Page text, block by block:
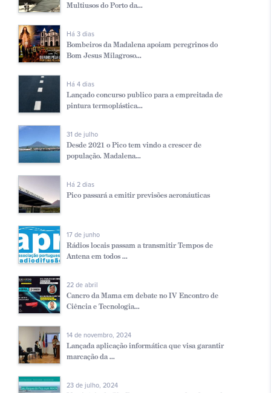
Multiusos do Porto da...
Há 3 dias
Bombeiros da Madalena apoiam peregrinos do
Bom Jesus Milagroso...
Há 4 dias
Lançado concurso publico para a empreitada de
pintura termoplástica...
31 de julho
Desde 2021 o Pico tem vindo a crescer de
população. Madalena...
Há 2 dias
Pico passará a emitir previsões aeronáuticas
17 de junho
Rádios locais passam a transmitir Tempos de
Antena em todos ...
22 de abril
Cancro da Mama em debate no IV Encontro de
Ciência e Tecnologia...
14 de novembro, 2024
Lançada aplicação informática que visa garantir
marcação da ...
23 de julho, 2024